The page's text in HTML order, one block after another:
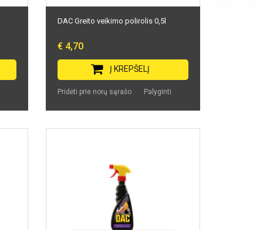
DAC Greito veikimo polirolis 0,5l
€ 4,70
Į KREPŠELĮ
Pridėti prie norų sąrašo Palyginti